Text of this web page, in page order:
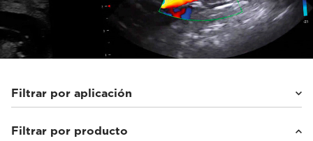
Filtrar por aplicación
Animales pequeños(5)
Filtrar por producto